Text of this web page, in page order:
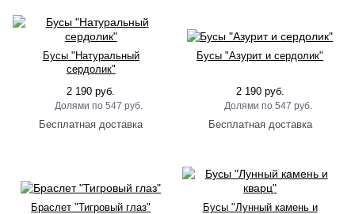
Бусы "Натуральный
сердолик"
2 190 руб.
547 руб.
Бусы "Азурит и сердолик"
2 190 руб.
547 руб.
Браслет "Тигровый глаз"
Бусы "Лунный камень и